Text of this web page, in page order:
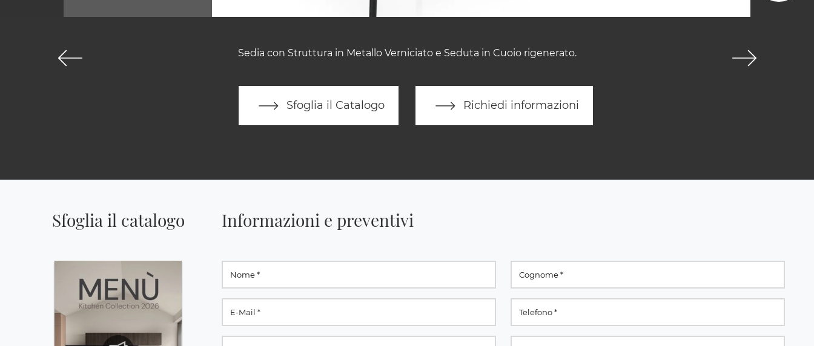
Sedia con Struttura in Metallo Verniciato e Seduta in Cuoio rigenerato.
Sfoglia il Catalogo Richiedi informazioni
Sfoglia il catalogo Informazioni e preventivi